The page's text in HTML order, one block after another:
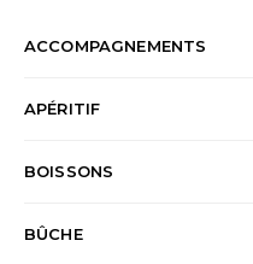
ACCOMPAGNEMENTS
APÉRITIF
BOISSONS
BÛCHE